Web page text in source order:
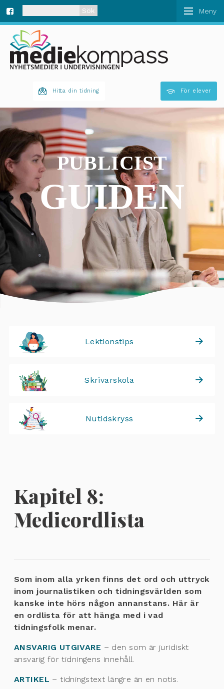
ce
När automatisk komplettering av resultat är
Hitta din tidning För elever
PUBLICIST
GUIDEN
Lektionstips
Skrivarskola
Nutidskryss
Kapitel 8:
Medieordlista
Som inom alla yrken finns det ord och uttryck
inom journalistiken och tidningsvärlden som
kanske inte hörs någon annanstans. Här är
en ordlista för att hänga med i vad
tidningsfolk menar.
ANSVARIG UTGIVARE – den som är juridiskt
ansvarig för tidningens innehåll.
ARTIKEL – tidningstext längre än en notis.